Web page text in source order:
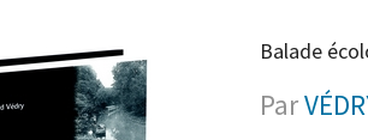
Balade
Par